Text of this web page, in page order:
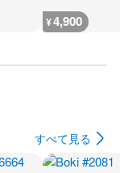
¥4,900
すべて見る